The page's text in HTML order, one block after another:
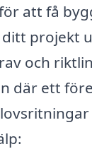
att få
projekt
och
där ett